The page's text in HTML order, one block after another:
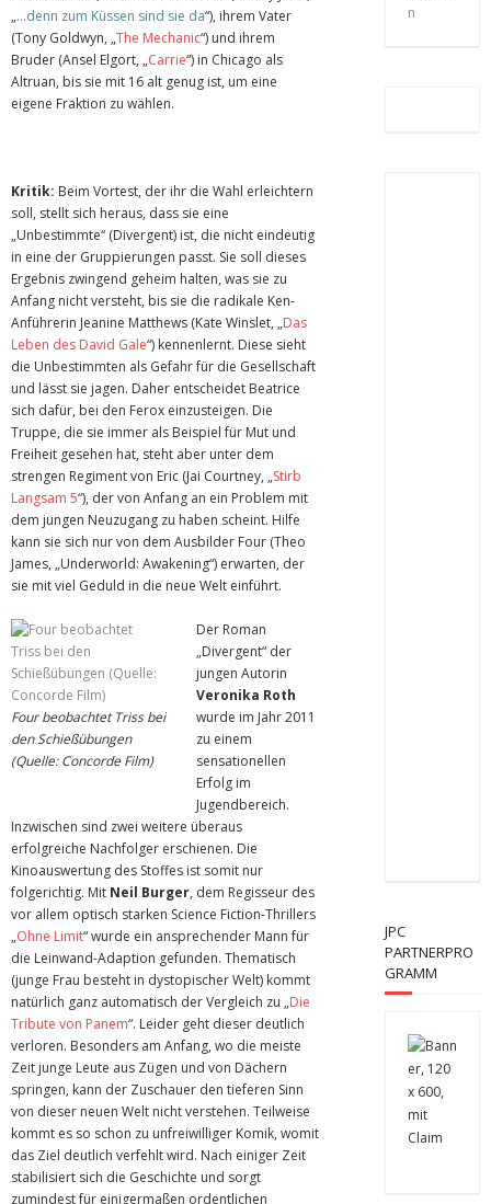
„…denn zum Küssen sind sie da“), ihrem Vater
(Tony Goldwyn, „The Mechanic“) und ihrem
Bruder (Ansel Elgort, „Carrie“) in Chicago als
Altruan, bis sie mit 16 alt genug ist, um eine
eigene Fraktion zu wählen.
Kritik: Beim Vortest, der ihr die Wahl erleichtern
soll, stellt sich heraus, dass sie eine
„Unbestimmte“ (Divergent) ist, die nicht eindeutig
in eine der Gruppierungen passt. Sie soll dieses
Ergebnis zwingend geheim halten, was sie zu
Anfang nicht versteht, bis sie die radikale Ken-
Anführerin Jeanine Matthews (Kate Winslet, „Das
Leben des David Gale“) kennenlernt. Diese sieht
die Unbestimmten als Gefahr für die Gesellschaft
und lässt sie jagen. Daher entscheidet Beatrice
sich dafür, bei den Ferox einzusteigen. Die
Truppe, die sie immer als Beispiel für Mut und
Freiheit gesehen hat, steht aber unter dem
strengen Regiment von Eric (Jai Courtney, „Stirb
Langsam 5“), der von Anfang an ein Problem mit
dem jungen Neuzugang zu haben scheint. Hilfe
kann sie sich nur von dem Ausbilder Four (Theo
James, „Underworld: Awakening“) erwarten, der
sie mit viel Geduld in die neue Welt einführt.
Four beobachtet Triss bei
den Schießübungen
(Quelle: Concorde Film)
Der Roman
„Divergent“ der
jungen Autorin
Veronika Roth
wurde im Jahr 2011
zu einem
sensationellen
Erfolg im
Jugendbereich.
Inzwischen sind zwei weitere überaus
erfolgreiche Nachfolger erschienen. Die
Kinoauswertung des Stoffes ist somit nur
folgerichtig. Mit Neil Burger, dem Regisseur des
vor allem optisch starken Science Fiction-Thrillers
„Ohne Limit“ wurde ein ansprechender Mann für
die Leinwand-Adaption gefunden. Thematisch
(junge Frau besteht in dystopischer Welt) kommt
natürlich ganz automatisch der Vergleich zu „Die
Tribute von Panem“. Leider geht dieser deutlich
verloren. Besonders am Anfang, wo die meiste
Zeit junge Leute aus Zügen und von Dächern
springen, kann der Zuschauer den tieferen Sinn
von dieser neuen Welt nicht verstehen. Teilweise
kommt es so schon zu unfreiwilliger Komik, womit
das Ziel deutlich verfehlt wird. Nach einiger Zeit
stabilisiert sich die Geschichte und sorgt
zumindest für einigermaßen ordentlichen
n
JPC
PARTNERPRO
GRAMM